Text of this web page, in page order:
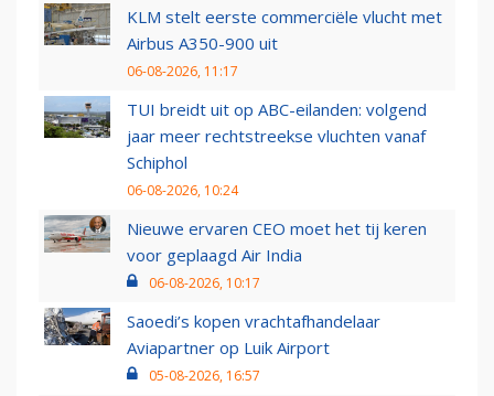
KLM stelt eerste commerciële vlucht met
Airbus A350-900 uit
06-08-2026, 11:17
TUI breidt uit op ABC-eilanden: volgend
jaar meer rechtstreekse vluchten vanaf
Schiphol
06-08-2026, 10:24
Nieuwe ervaren CEO moet het tij keren
voor geplaagd Air India
06-08-2026, 10:17
Saoedi’s kopen vrachtafhandelaar
Aviapartner op Luik Airport
05-08-2026, 16:57